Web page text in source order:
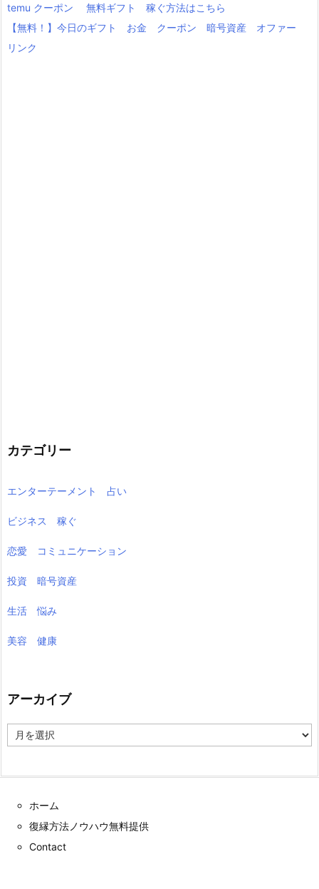
temu クーポン 無料ギフト 稼ぐ方法はこちら
【無料！】今日のギフト お金 クーポン 暗号資産 オファー
リンク
カテゴリー
エンターテーメント 占い
ビジネス 稼ぐ
恋愛 コミュニケーション
投資 暗号資産
生活 悩み
美容 健康
アーカイブ
ー
ホーム
復縁方法ノウハウ無料提供
Contact